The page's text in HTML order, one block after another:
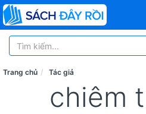
Trang chủ Tác giả
chiêm